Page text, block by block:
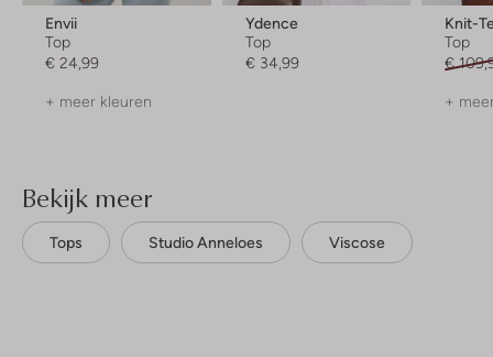
Envii
Top
€ 24,99
+ meer kleuren
Ydence
Top
€ 34,99
Knit-
Top
€
+
Bekijk meer
Tops Studio Anneloes Viscose